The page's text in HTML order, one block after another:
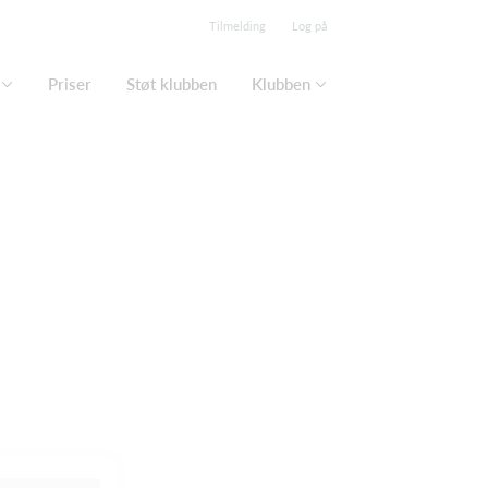
Tilmelding Log på
Priser Støt klubben Klubben